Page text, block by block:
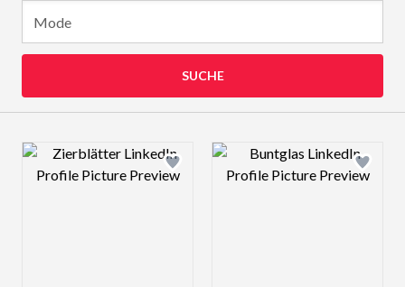
SUCHE
Design preview image Design preview